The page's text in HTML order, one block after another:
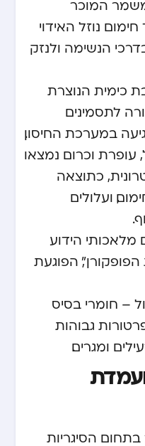
המוכר
נוזל האידוי
הנשימה ולנזק
כימית הנוצרת
לתסמינים
במערכת החיסון.
וכרום נמצאו
כתוצאה
ועלולים
הידוע
הפוגעת
– חומרי בסיס
גבוהות
ומגרים.
הסיגריות